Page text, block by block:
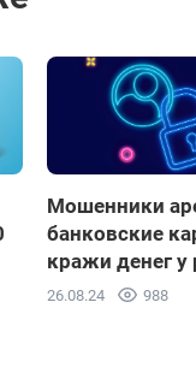
Мошенники
банковские
кражи денег у
26.08.24 988